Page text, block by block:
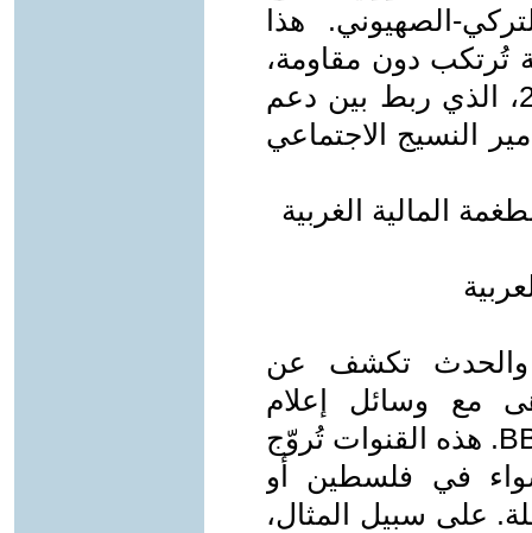
الصهيوني. هذا
تُرتكب دون مقاومة،
كما يُظهر تقرير لـJacobin عام 2025، الذي ربط بين دعم
النسيج الاجتماعي
المالية الغربية
والحدث تكشف عن
مع وسائل إعلام
الطغمة المالية الغربية مثل CNN وBBC. هذه القنوات تُروّج
في فلسطين أو
على سبيل المثال،